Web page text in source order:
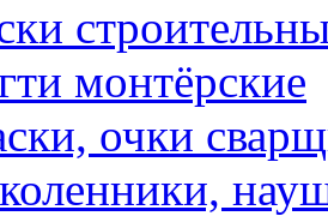
монтёрские
очки